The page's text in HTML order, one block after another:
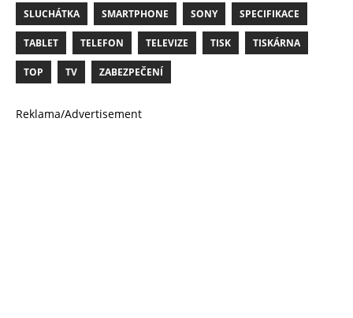
SLUCHÁTKA SMARTPHONE SONY SPECIFIKACE
TABLET TELEFON TELEVIZE TISK TISKÁRNA
TOP TV ZABEZPEČENÍ
Reklama/Advertisement